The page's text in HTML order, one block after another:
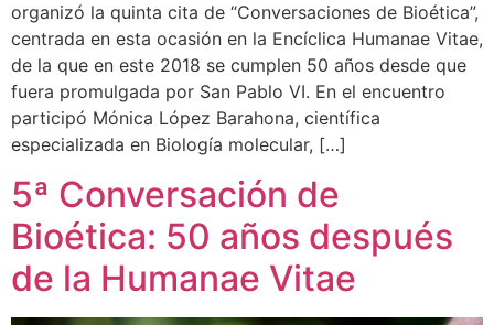
organizó la quinta cita de “Conversaciones de Bioética”,
centrada en esta ocasión en la Encíclica Humanae Vitae,
de la que en este 2018 se cumplen 50 años desde que
fuera promulgada por San Pablo VI. En el encuentro
participó Mónica López Barahona, científica
especializada en Biología molecular, […]
5ª Conversación de
Bioética: 50 años después
de la Humanae Vitae